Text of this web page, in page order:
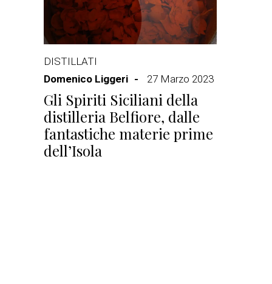
DISTILLATI
Domenico Liggeri
27 Marzo 2023
Gli Spiriti Siciliani della
distilleria Belfiore, dalle
fantastiche materie prime
dell’Isola